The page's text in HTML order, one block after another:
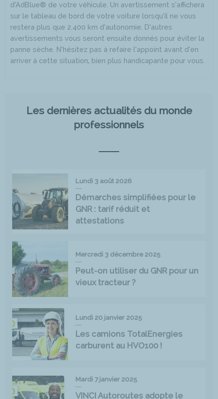
d’AdBlue® de votre véhicule. Un avertissement s’affichera
sur le tableau de bord de votre voiture lorsqu’il ne vous
restera plus que 2.400 km d’autonomie. D’autres
avertissements vous seront ensuite donnés pour éviter la
panne sèche. N’hésitez pas à refaire l’appoint avant d’en
arriver à cette situation, bien plus handicapante pour vous.
Les dernières actualités du monde
professionnels
Lundi 3 août 2026
Démarches simplifiées pour le
GNR : tarif réduit et
attestations
Mercredi 3 décembre 2025
Peut-on utiliser du GNR pour un
vieux tracteur ?
Lundi 20 janvier 2025
Les camions TotalEnergies
carburent au HVO100 !
Mardi 7 janvier 2025
VINCI Autoroutes adopte le